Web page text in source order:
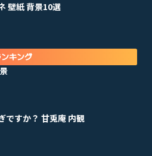
壁紙 背景10選
キング
ですか？ 甘兎庵 内観